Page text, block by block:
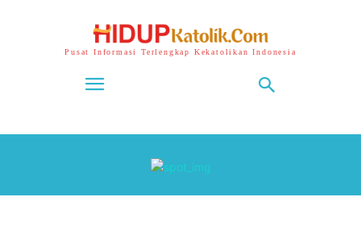
Pusat Informasi Terlengkap Kekatolikan Indonesia